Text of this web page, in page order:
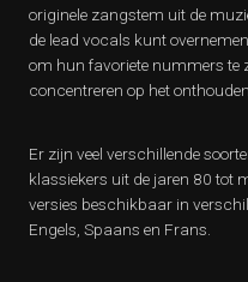
originele zangstem uit de
de lead vocals kunt
om hun favoriete nummers te
concentreren op het
Er zijn veel verschillende
klassiekers uit de jaren 80 tot
versies beschikbaar in
Engels, Spaans en Frans.